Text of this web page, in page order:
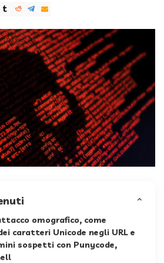
omografico, come
caratteri Unicode negli URL e
sospetti con Punycode,